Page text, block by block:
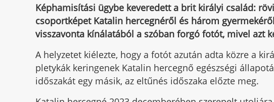
Képhamisítási ügybe keveredett a brit királyi család:
csoportképet Katalin hercegnéről és három
visszavonta kínálatából a szóban forgó fotót, mivel azt
A helyzetet kiélezte, hogy a fotót azután adta közre a
pletykák keringenek Katalin hercegnő egészségi
időszakát egy másik, az eltűnés időszaka előzte meg.